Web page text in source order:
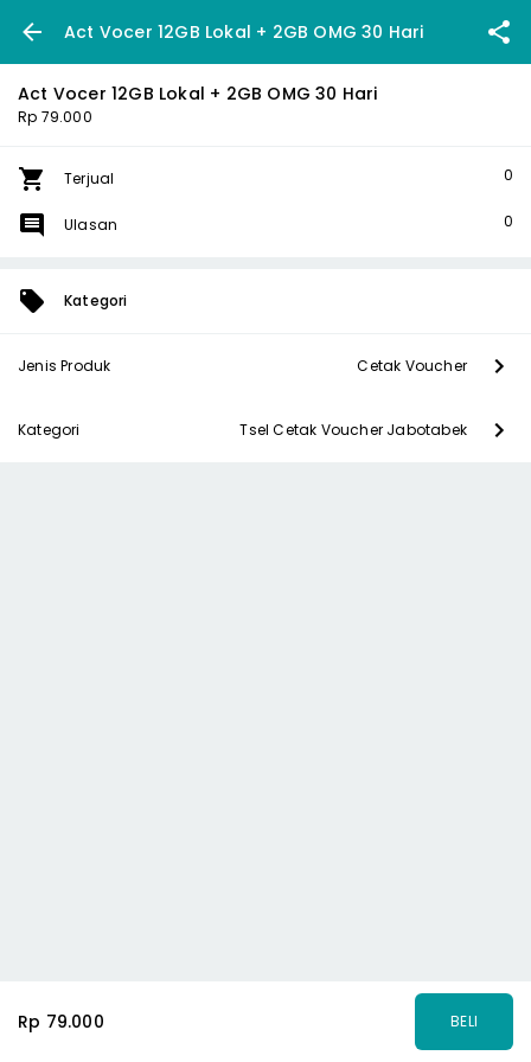
Act Vocer 12GB Lokal + 2GB OMG 30 Hari
Act Vocer 12GB Lokal + 2GB OMG 30 Hari
Rp 79.000
Terjual 0
Ulasan 0
Kategori
Jenis Produk Cetak Voucher
Kategori Tsel Cetak Voucher Jabotabek
Rp 79.000 BELI